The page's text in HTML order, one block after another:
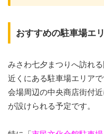
おすすめの駐車場エ
みさわ七夕まつりへ訪れ
近くにある駐車場エリアで
会場周辺の中央商店街付
が設けられる予定です。